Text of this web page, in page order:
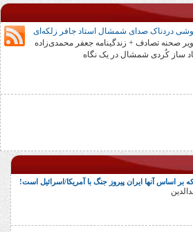
دردناک صدای شمشال استاد جافر زلکه‌ای
صحنه تصادف + زندگینامه جعفر محمدی‌زاده
ساز کُردی شمشال در یک نگاه